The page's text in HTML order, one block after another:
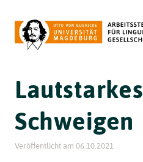
Lautstarkes
Schweigen
Veröffentlicht am 06.10.2021